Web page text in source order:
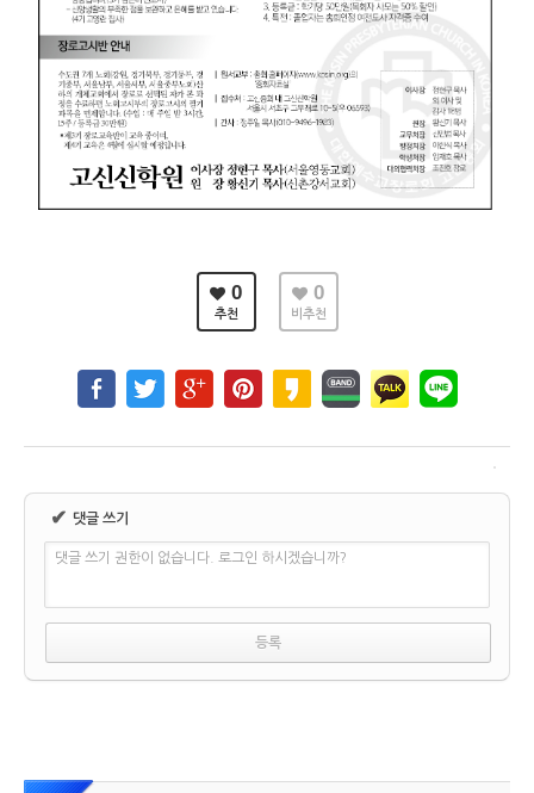
0
추천
0
비추천
✔ 댓글 쓰기
댓글 쓰기 권한이 없습니다. 로그인 하시겠습니까?